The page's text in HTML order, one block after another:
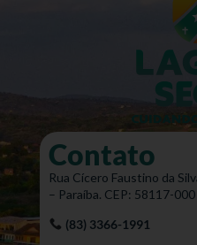
Contato
Rua Cícero Faustino da
– Paraíba. CEP: 58117-000
(83) 3366-1991